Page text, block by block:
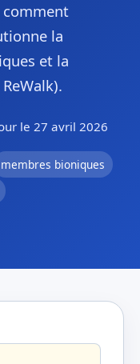
la
et la
le 27 avril 2026
membres bioniques